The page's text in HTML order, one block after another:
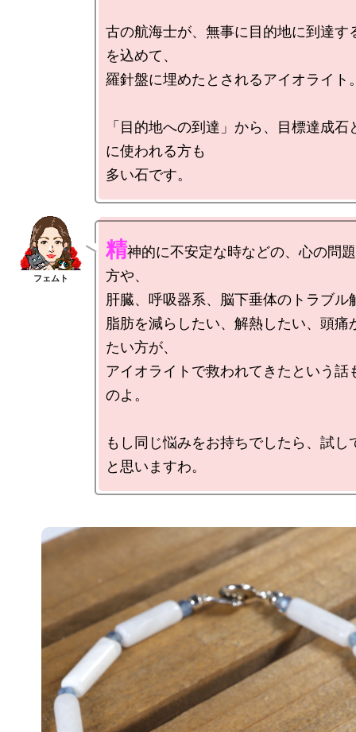
古の航海士が、無事に目的地に到達す
を込めて、
羅針盤に埋めたとされるアイオライト
「目的地への到達」から、目標達成石
に使われる方も
精神的に不安定な時などの、心の問
方や、
肝臓、呼吸器系、脳下垂体のトラブル
脂肪を減らしたい、解熱したい、頭痛
たい方が、
アイオライトで救われてきたという話
のよ。
もし同じ悩みをお持ちでしたら、試し